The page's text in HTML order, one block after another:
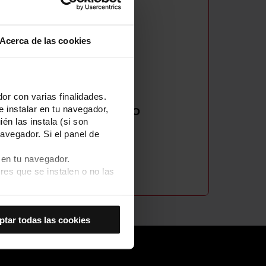
de las cookies
con varias finalidades.
instalar en tu navegador,
las instala (si son
Si el panel de
tu navegador.
que se instalen o no las
cookies de
tu experiencia de
todas las cookies
ELSA GONZÁLEZ
WILSON PINTO